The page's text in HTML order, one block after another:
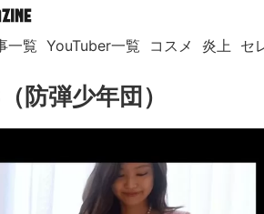
一覧 YouTuber一覧 コスメ 炎上 セ
防弾少年団）